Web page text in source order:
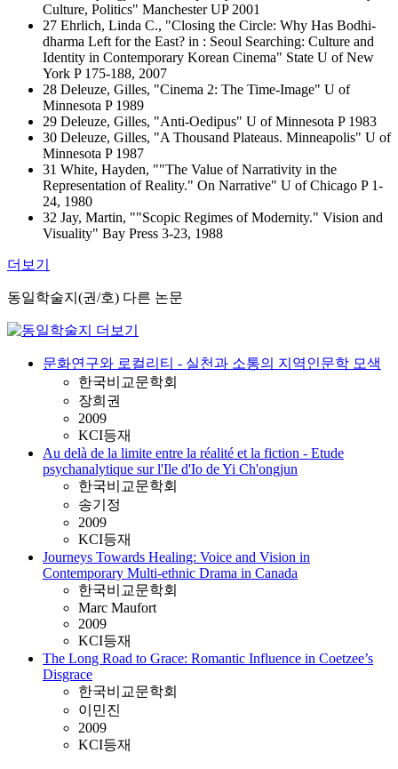
Culture, Politics" Manchester UP 2001
27 Ehrlich, Linda C., "Closing the Circle: Why Has Bodhi-
dharma Left for the East? in : Seoul Searching: Culture and
Identity in Contemporary Korean Cinema" State U of New
York P 175-188, 2007
28 Deleuze, Gilles, "Cinema 2: The Time-Image" U of
Minnesota P 1989
29 Deleuze, Gilles, "Anti-Oedipus" U of Minnesota P 1983
30 Deleuze, Gilles, "A Thousand Plateaus. Minneapolis" U of
Minnesota P 1987
31 White, Hayden, ""The Value of Narrativity in the
Representation of Reality." On Narrative" U of Chicago P 1-
24, 1980
32 Jay, Martin, ""Scopic Regimes of Modernity." Vision and
Visuality" Bay Press 3-23, 1988
더보기
동일학술지(권/호) 다른 논문
문화연구와 로컬리티 - 실천과 소통의 지역인문학 모색
한국비교문학회
장희권
2009
KCI등재
Au delà de la limite entre la réalité et la fiction - Etude
psychanalytique sur l'Ile d'Io de Yi Ch'ongjun
한국비교문학회
송기정
2009
KCI등재
Journeys Towards Healing: Voice and Vision in
Contemporary Multi-ethnic Drama in Canada
한국비교문학회
Marc Maufort
2009
KCI등재
The Long Road to Grace: Romantic Influence in Coetzee’s
Disgrace
한국비교문학회
이민진
2009
KCI등재